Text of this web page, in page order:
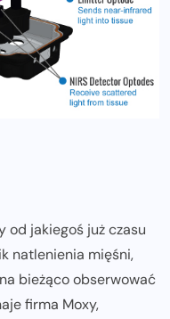
od jakiegoś już czasu
natlenienia mięśni,
bieżąco obserwować
firma Moxy,